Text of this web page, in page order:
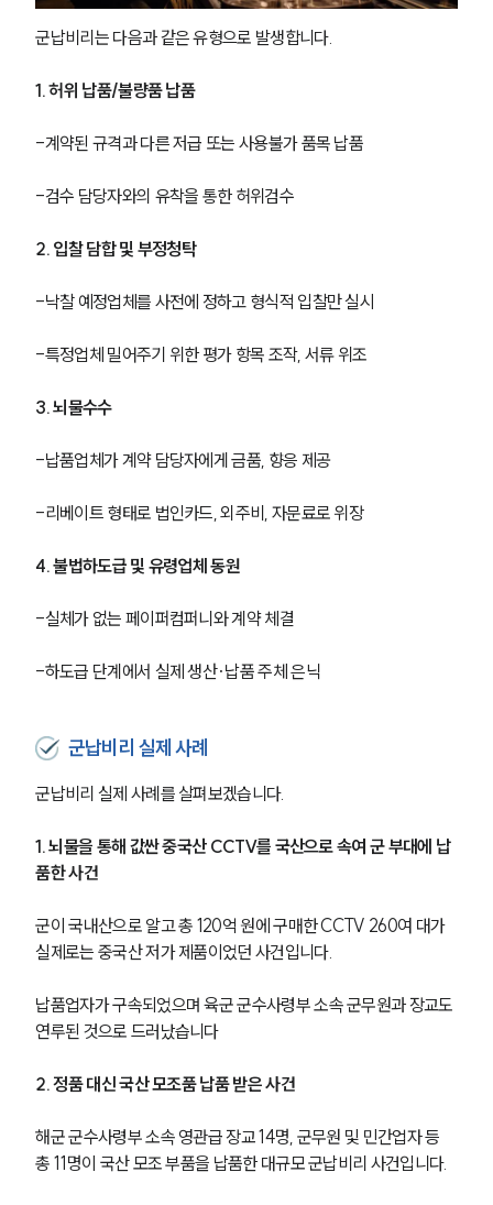
군납비리는 다음과 같은 유형으로 발생합니다.
1. 허위 납품/불량품 납품
-계약된 규격과 다른 저급 또는 사용불가 품목 납품
-검수 담당자와의 유착을 통한 허위검수
2. 입찰 담합 및 부정청탁
-낙찰 예정업체를 사전에 정하고 형식적 입찰만 실시
-특정업체 밀어주기 위한 평가 항목 조작, 서류 위조
3. 뇌물수수
-납품업체가 계약 담당자에게 금품, 향응 제공
-리베이트 형태로 법인카드, 외주비, 자문료로 위장
4. 불법하도급 및 유령업체 동원
-실체가 없는 페이퍼컴퍼니와 계약 체결
-하도급 단계에서 실제 생산·납품 주체 은닉
군납비리 실제 사례
군납비리 실제 사례를 살펴보겠습니다.
1. 뇌물을 통해 값싼 중국산 CCTV를 국산으로 속여 군 부대에 납
품한 사건
군이 국내산으로 알고 총 120억 원에 구매한 CCTV 260여 대가
실제로는 중국산 저가 제품이었던 사건입니다.
납품업자가 구속되었으며 육군 군수사령부 소속 군무원과 장교도
연루된 것으로 드러났습니다
2. 정품 대신 국산 모조품 납품 받은 사건
해군 군수사령부 소속 영관급 장교 14명, 군무원 및 민간업자 등
총 11명이 국산 모조 부품을 납품한 대규모 군납비리 사건입니다.